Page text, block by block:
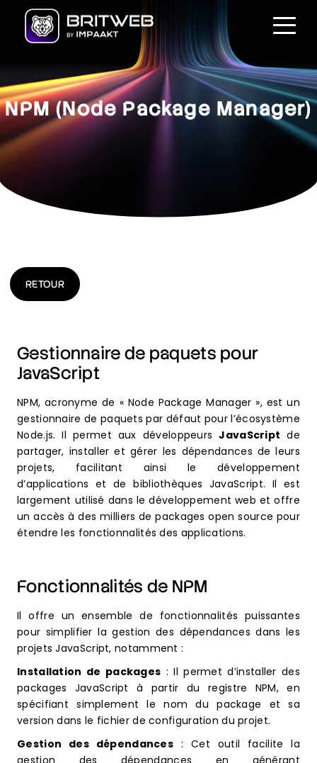
NPM (Node Package Manager)
RETOUR
Gestionnaire de paquets pour
JavaScript
NPM, acronyme de « Node Package Manager », est un
gestionnaire de paquets par défaut pour l’écosystème
Node.js. Il permet aux développeursJavaScript de
partager, installer et gérer les dépendances de leurs
projets, facilitant ainsi le développement
d’applications et de bibliothèques JavaScript. Il est
largement utilisé dans le développement web et offre
un accès à des milliers de packages open source pour
étendre les fonctionnalités des applications.
Fonctionnalités de NPM
Il offre un ensemble de fonctionnalités puissantes
pour simplifier la gestion des dépendances dans les
projets JavaScript, notamment :
Installation de packages : Il permet d’installer des
packages JavaScript à partir du registre NPM, en
spécifiant simplement le nom du package et sa
version dans le fichier de configuration du projet.
Gestion des dépendances : Cet outil facilite la
gestion des dépendances en générant